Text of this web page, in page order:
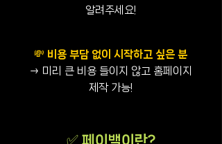
알려주세요!
💸 비용 부담 없이 시작하고 싶은 분
→ 미리 큰 비용 들이지 않고 홈페이지
제작 가능!
✅ 페이백이란?